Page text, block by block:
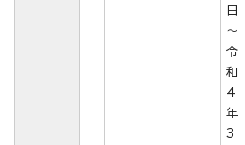
日
～
令
和
4
年
3